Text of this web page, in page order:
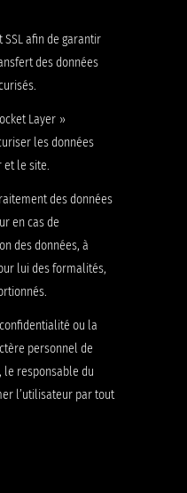
SSL afin de garantir
des données
Layer »
les données
et le site.
des données
en cas de
des données, à
lui des formalités,
ou la
personnel de
le responsable du
l’utilisateur par tout